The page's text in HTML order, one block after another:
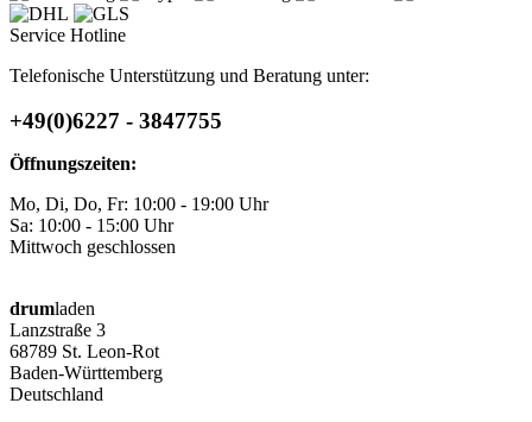
Service Hotline
Telefonische Unterstützung und Beratung unter:
+49(0)6227 - 3847755
Öffnungszeiten:
Mo, Di, Do, Fr: 10:00 - 19:00 Uhr
Sa: 10:00 - 15:00 Uhr
Mittwoch geschlossen
drumladen
Lanzstraße 3
68789 St. Leon-Rot
Baden-Württemberg
Deutschland